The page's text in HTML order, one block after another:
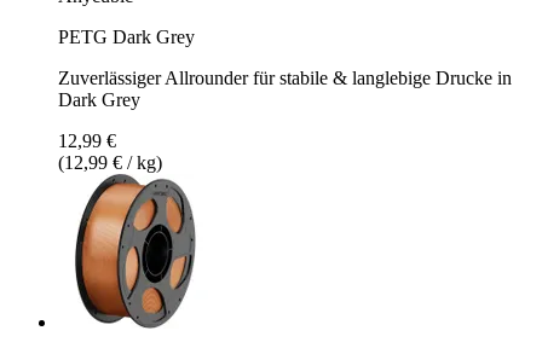
PETG Dark Grey
Zuverlässiger Allrounder für stabile & langlebige Drucke in
Dark Grey
12,99 €
(12,99 € / kg)